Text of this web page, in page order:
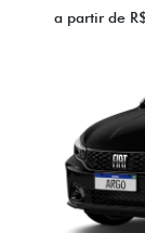
a partir de